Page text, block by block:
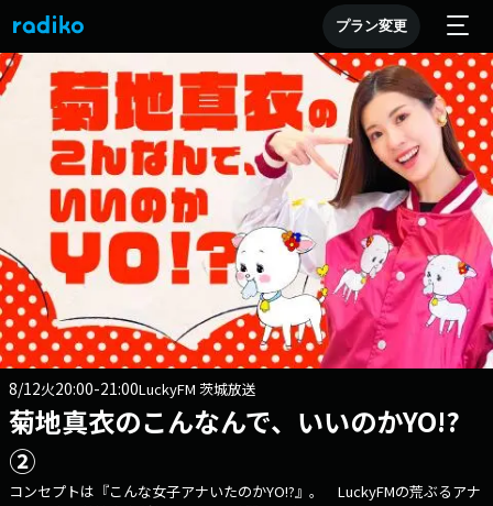
プラン変更
8/12火20:00-21:00LuckyFM 茨城放送
菊地真衣のこんなんで、いいのかYO!?
②
コンセプトは『こんな女子アナいたのかYO!?』。 LuckyFMの荒ぶるアナ